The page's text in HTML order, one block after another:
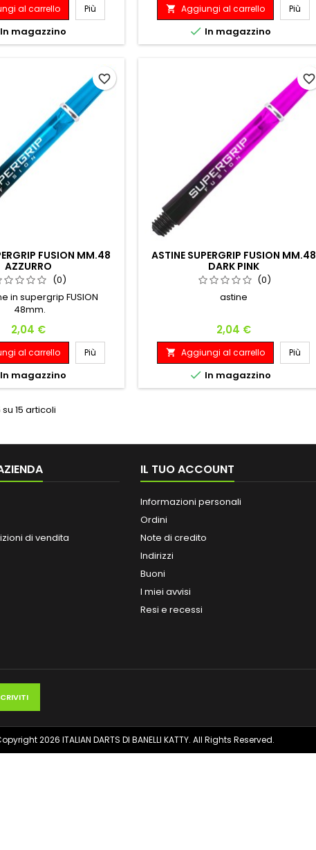
al carrello Più
In magazzino
 Aggiungi al carrello Più
 In magazzino
FUSION MM.48
AZZURRO
(0)
in supergrip FUSION
48mm.
Prezzo
2,04 €
al carrello Più
In magazzino
favorite_border
ASTINE SUPERGRIP FUSION MM.48
DARK PINK
(0)
astine
Prezzo
2,04 €
 Aggiungi al carrello Più
 In magazzino
favorite_border
15 articoli
di vendita
IL TUO ACCOUNT
Informazioni personali
Ordini
Note di credito
Indirizzi
Buoni
I miei avvisi
Resi e recessi
2026 ITALIAN DARTS DI BANELLI KATTY. All Rights Reserved.